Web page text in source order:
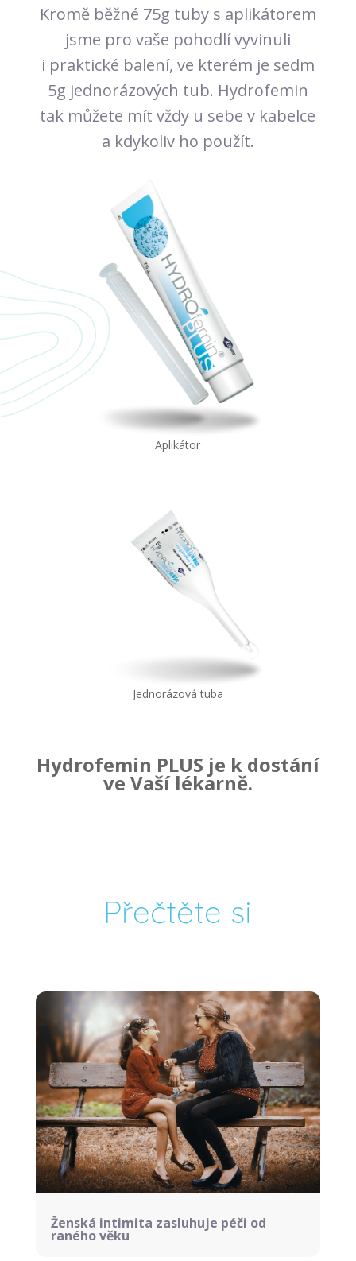
Kromě běžné 75g tuby s aplikátorem
jsme pro vaše pohodlí vyvinuli
i praktické balení, ve kterém je sedm
5g jednorázových tub. Hydrofemin
tak můžete mít vždy u sebe v kabelce
a kdykoliv ho použít.
Aplikátor
Jednorázová tuba
Hydrofemin PLUS je k dostání
ve Vaší lékarně.
Přečtěte si
Ženská intimita zasluhuje péči od
raného věku